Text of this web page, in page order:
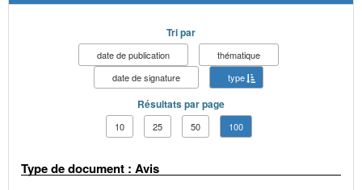
Tri par
date de publication
thématique
date de signature
type
Résultats par page
10 25 50 100
Type de document : Avis